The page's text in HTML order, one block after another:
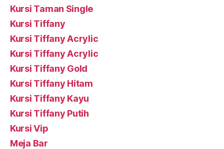
Kursi Taman Single
Kursi Tiffany
Kursi Tiffany Acrylic
Kursi Tiffany Acrylic
Kursi Tiffany Gold
Kursi Tiffany Hitam
Kursi Tiffany Kayu
Kursi Tiffany Putih
Kursi Vip
Meja Bar